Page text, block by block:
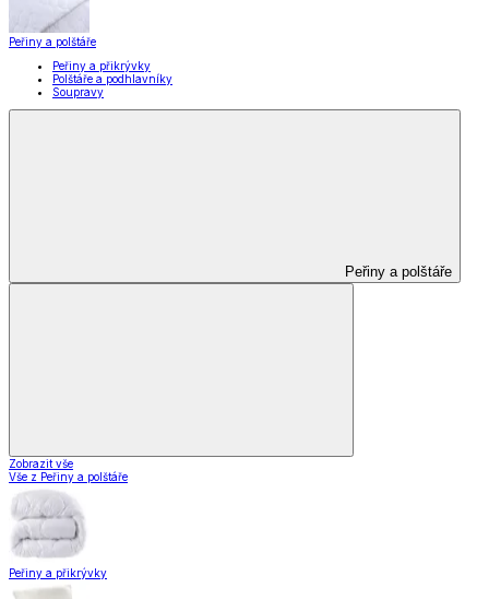
Peřiny a polštáře
Peřiny a přikrývky
Polštáře a podhlavníky
Soupravy
Peřiny a polštáře
Zobrazit vše
Vše z Peřiny a polštáře
Peřiny a přikrývky